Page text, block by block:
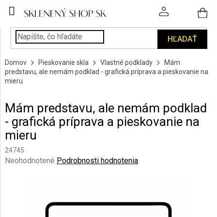
HĽADAŤ
POHÁRE
PODÁVANIE
NÁPOJOV
A
INTERIÉR
PERSONALIZOVANÉ
DARČEKY
Domov Pieskovanie skla Vlastné podklady
Mám
predstavu, ale nemám podklad - grafická príprava a pieskovanie na
mieru
Mám predstavu, ale nemám podklad
- grafická príprava a pieskovanie na
mieru
24745
Priemerné
Neohodnotené Podrobnosti hodnotenia